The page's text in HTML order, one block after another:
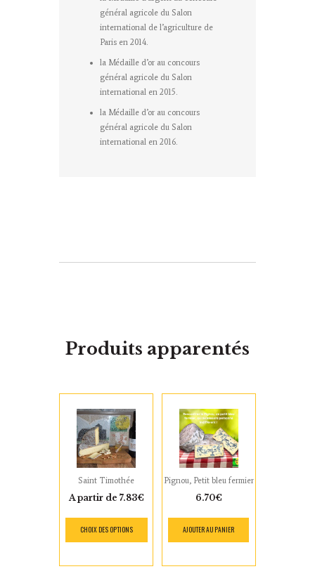
général agricole du Salon
international de l’agriculture de
Paris en 2014.
la Médaille d’or au concours
général agricole du Salon
international en 2015.
la Médaille d’or au concours
général agricole du Salon
international en 2016.
Produits apparentés
Saint Timothée
A partir de 7.83€
CHOIX DES OPTIONS
Pignou, Petit bleu fermier
6.70€
AJOUTER AU PANIER